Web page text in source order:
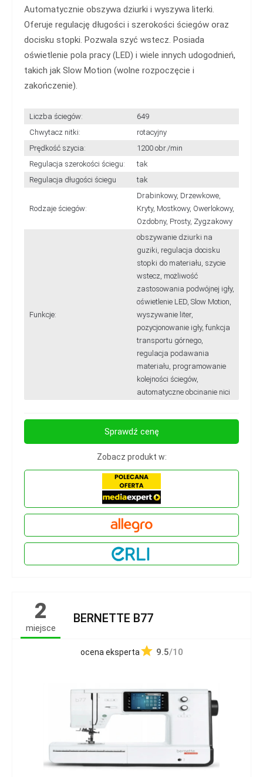
Automatycznie obszywa dziurki i wyszywa literki.
Oferuje regulację długości i szerokości ściegów oraz
docisku stopki. Pozwala szyć wstecz. Posiada
oświetlenie pola pracy (LED) i wiele innych udogodnień,
takich jak Slow Motion (wolne rozpoczęcie i
zakończenie).
Liczba ściegów:
649
Chwytacz nitki:
rotacyjny
Prędkość szycia:
1200 obr./min
Regulacja szerokości ściegu:
tak
Regulacja długości ściegu
tak
Rodzaje ściegów:
Drabinkowy, Drzewkowe,
Kryty, Mostkowy, Owerlokowy,
Ozdobny, Prosty, Zygzakowy
Funkcje:
obszywanie dziurki na
guziki, regulacja docisku
stopki do materiału, szycie
wstecz, możliwość
zastosowania podwójnej igły,
oświetlenie LED, Slow Motion,
wyszywanie liter,
pozycjonowanie igły, funkcja
transportu górnego,
regulacja podawania
materiału, programowanie
kolejności ściegów,
automatyczne obcinanie nici
Sprawdź cenę
Zobacz produkt w:
2
miejsce
BERNETTE B77
ocena eksperta 9.5/10